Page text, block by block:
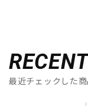
最近チェックした商